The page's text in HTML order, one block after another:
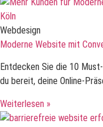
Webdesign
Moderne Website mit
Entdecken Sie die 10
du bereit, deine Online-
Weiterlesen »